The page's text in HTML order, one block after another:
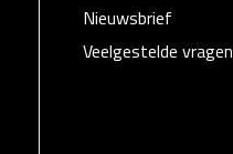
Nieuwsbrief
Veelgestelde vragen